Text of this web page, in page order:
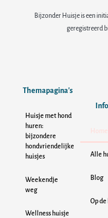
Bijzonder Huisje is een
geregistreerd
Themapagina's
Huisje met hond
huren:
bijzondere
hondvriendelijke
huisjes
Weekendje
weg
Wellness huisje
Home
Alle
Blog
Op